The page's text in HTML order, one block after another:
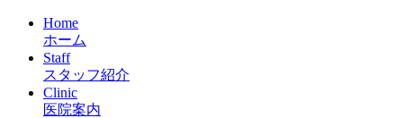
Home
ホーム
Staff
スタッフ紹介
Clinic
医院案内